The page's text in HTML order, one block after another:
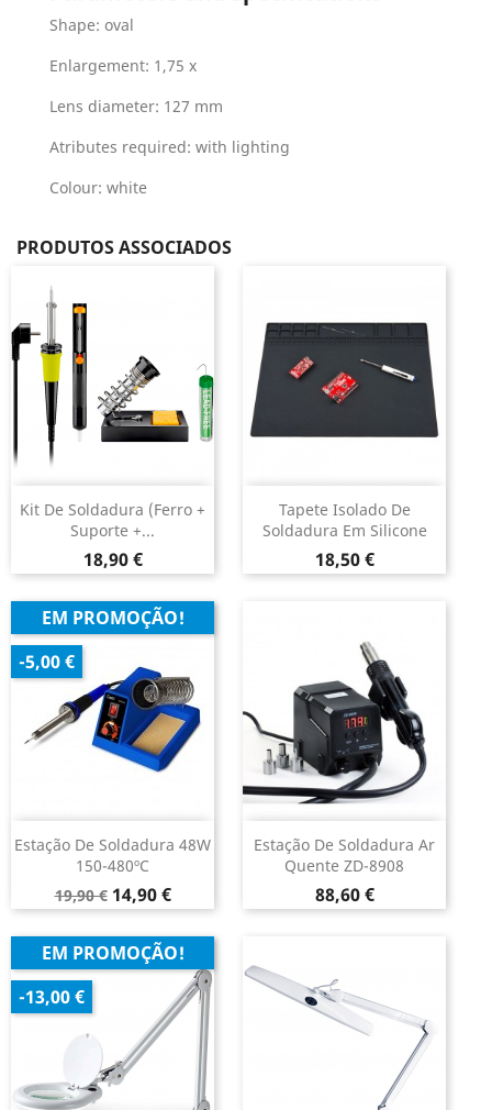
Shape: oval
Enlargement: 1,75 x
Lens diameter: 127 mm
Atributes required: with lighting
Colour: white
PRODUTOS ASSOCIADOS
Kit De Soldadura (ferro +
Suporte +...
Preço
18,90 €
Tapete Isolado De
Soldadura Em Silicone
Preço
18,50 €
Estação De Soldadura 48W
150-480ºC
Preço
normal
19,90 € Preço
14,90 €
EM PROMOÇÃO!
-5,00 €
Estação De Soldadura Ar
Quente ZD-8908
Preço
88,60 €
EM PROMOÇÃO!
-13,00 €